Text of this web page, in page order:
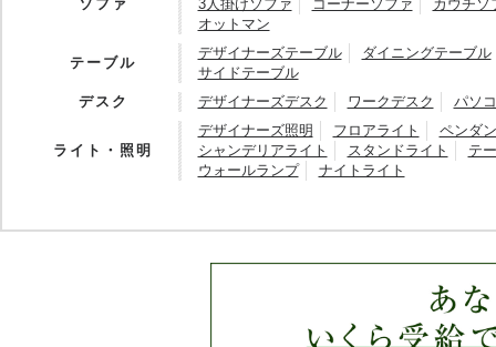
ソファ 3人掛けソファ コーナーソファ
カウチソ
オットマン
テーブル
デザイナーズテーブル
ダイニングテーブル
サイドテーブル
デスク
デザイナーズデスク ワークデスク パソ
ライト・照明
デザイナーズ照明 フロアライト
ペンダ
シャンデリアライト
スタンドライト
テ
ウォールランプ
ナイトライト